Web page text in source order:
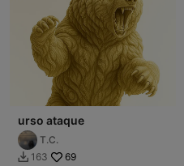
urso ataque
T.C.
 163 69